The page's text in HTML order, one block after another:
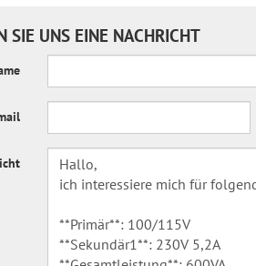
SIE UNS EINE NACHRICHT